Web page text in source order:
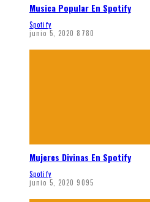
Musica Popular En Spotify
Spotify
junio 5, 2020 8780
Mujeres Divinas En Spotify
Spotify
junio 5, 2020 9095